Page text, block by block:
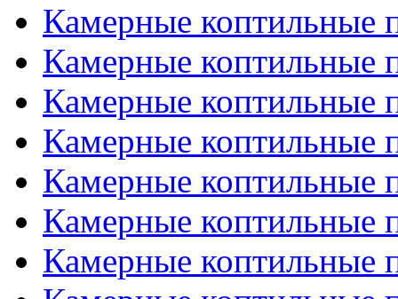
Камерные коптильные
Камерные коптильные
Камерные коптильные
Камерные коптильные
Камерные коптильные
Камерные коптильные
Камерные коптильные